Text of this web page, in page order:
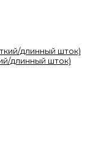
длинный шток)